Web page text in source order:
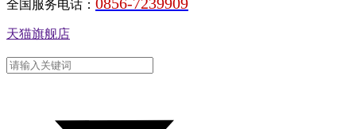
全国服务电话：
天猫旗舰店